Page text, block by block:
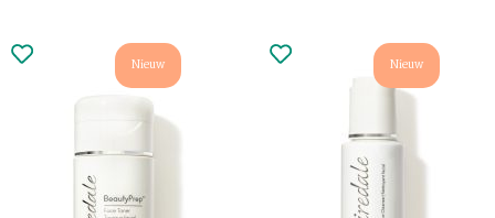
Nieuw Nieuw